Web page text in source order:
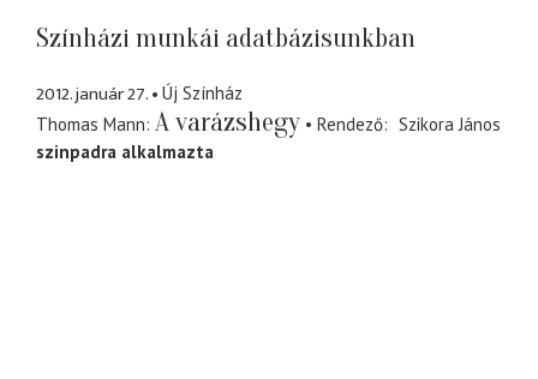
Színházi munkái adatbázisunkban
2012. január 27.
Új Színház
Thomas Mann A varázshegy Rendező
Szikora János
szinpadra alkalmazta